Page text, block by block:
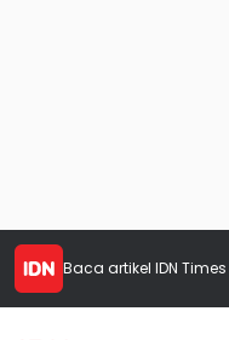
Baca artikel IDN Times